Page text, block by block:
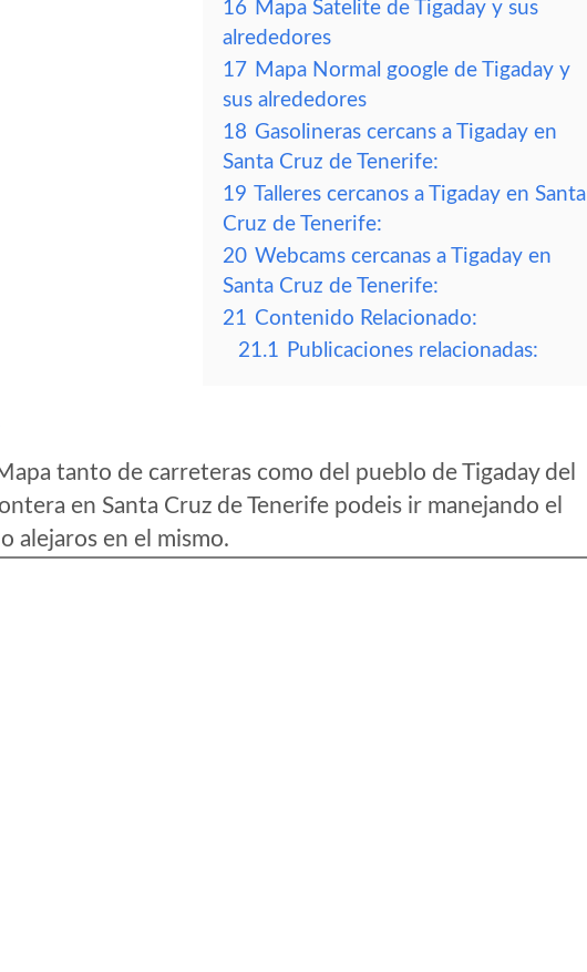
16 Mapa Satelite de Tigaday y sus
alrededores
17 Mapa Normal google de Tigaday y
sus alrededores
18 Gasolineras cercans a Tigaday en
Santa Cruz de Tenerife:
19 Talleres cercanos a Tigaday en Santa
Cruz de Tenerife:
20 Webcams cercanas a Tigaday en
Santa Cruz de Tenerife:
21 Contenido Relacionado:
21.1 Publicaciones relacionadas:
tanto de carreteras como del pueblo de Tigaday del
en Santa Cruz de Tenerife podeis ir manejando el
alejaros en el mismo.